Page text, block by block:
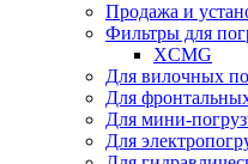
Продажа и
Фильтры для
XCMG
Для вилочных
Для
Для мини-
Для